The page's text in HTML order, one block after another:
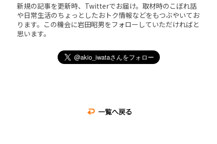
新規の記事を更新時、Twitterでお届け。取材時のこぼれ話
や日常生活のちょっとしたおトク情報などをもつぶやいてお
ります。この機会に岩田昭男をフォローしていただければと
思います。